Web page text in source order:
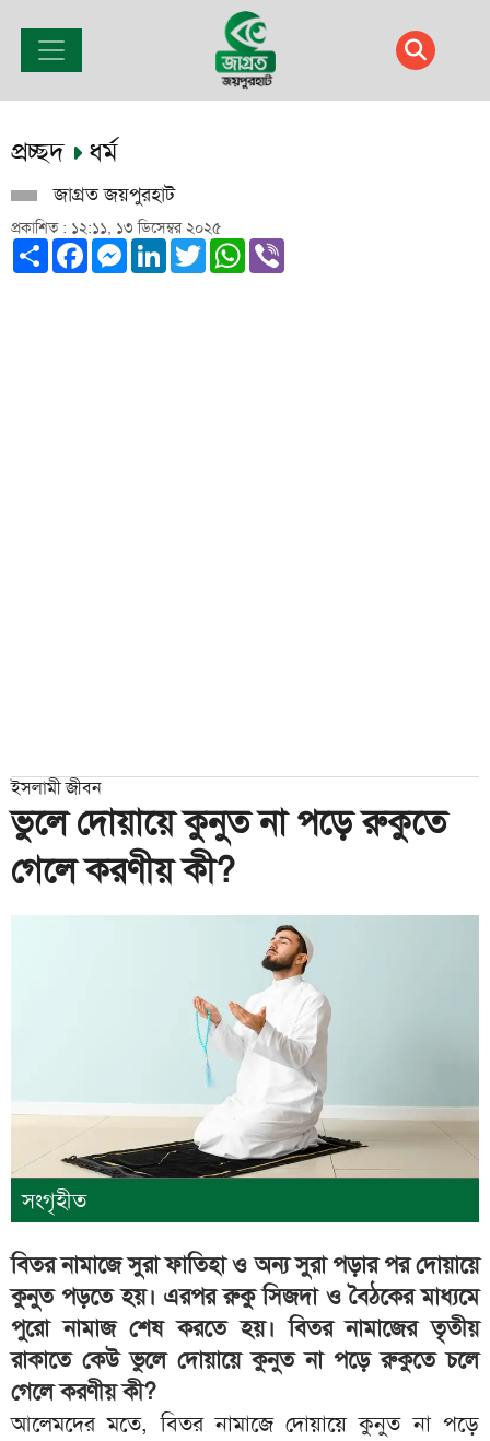
প্রচ্ছদ ধর্ম
জাগ্রত জয়পুরহাট
প্রকাশিত : ১২:১১, ১৩ ডিসেম্বর ২০২৫
ShareFacebook
Messenger
LinkedIn
TwitterWhatsApp
ইসলামী জীবন
ভুলে দোয়ায়ে কুনুত না পড়ে রুকুতে
গেলে করণীয় কী?
সংগৃহীত
বিতর নামাজে সুরা ফাতিহা ও অন্য সুরা পড়ার পর দোয়ায়ে
কুনুত পড়তে হয়। এরপর রুকু সিজদা ও বৈঠকের মাধ্যমে
পুরো নামাজ শেষ করতে হয়। বিতর নামাজের তৃতীয়
রাকাতে কেউ ভুলে দোয়ায়ে কুনুত না পড়ে রুকুতে চলে
গেলে করণীয় কী?
আলেমদের মতে, বিতর নামাজে দোয়ায়ে কুনুত না পড়ে